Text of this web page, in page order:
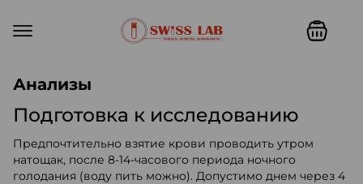
Анализы
Подготовка к исследованию
Предпочтительно взятие крови проводить утром
натощак, после 8-14-часового периода ночного
голодания (воду пить можно). Допустимо днем через 4